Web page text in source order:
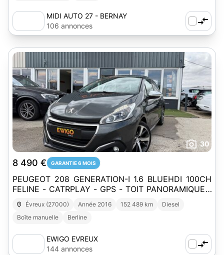
MIDI AUTO 27 - BERNAY
106 annonces
30
8 490 € GARANTIE 6 MOIS
PEUGEOT 208 GENERATION-I 1.6 BLUEHDI 100CH
FELINE - CATRPLAY - GPS - TOIT PANORAMIQUE -
RARD DE RECUL - CLIM
Évreux (27000) Année 2016 152 489 km
Diesel
Boîte manuelle
Berline
EWIGO EVREUX
144 annonces